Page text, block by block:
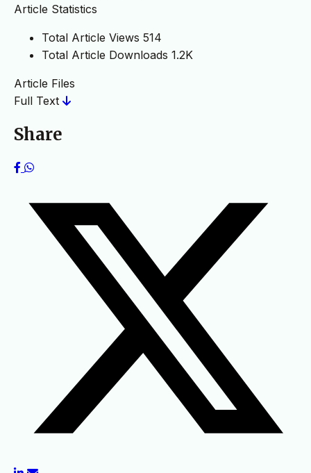
Article Statistics
Total Article Views 514
Total Article Downloads 1.2K
Article Files
Full Text
Share